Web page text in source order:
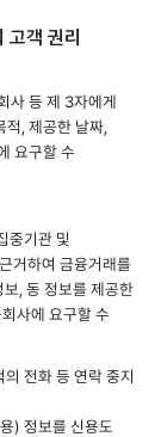
고객 권리
사 등 제 3자에게
, 제공한 날짜,
요구할 수
중기관 및
거하여 금융거래를
, 동 정보를 제공한
사에 요구할 수
전화 등 연락 중지
) 정보를 신용도